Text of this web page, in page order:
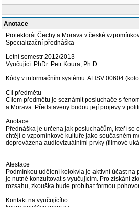
Anotace
Protektorát Čechy a Morava v české
Specializační přednáška
Letní semestr 2012/2013
Vyučující: PhDr. Petr Koura, Ph.D.
Kódy v informačním systému: AHSV 00604
Cíl předmětu
Cílem předmětu je seznámit posluchače s
a Morava. Představeny budou její projevy v
Anotace
Přednáška je určena jak posluchačům, kteří se
chtějí o vzpomínkové kultuře jako současném
doprovázena audiovizuálními prvky (filmové
Atestace
Podmínkou udělení kolokvia je aktivní účast
je nutné konzultovat s vyučujícím. Pro získání
rozsahu, zkouška bude probíhat formou
Kontakt na vyučujícího